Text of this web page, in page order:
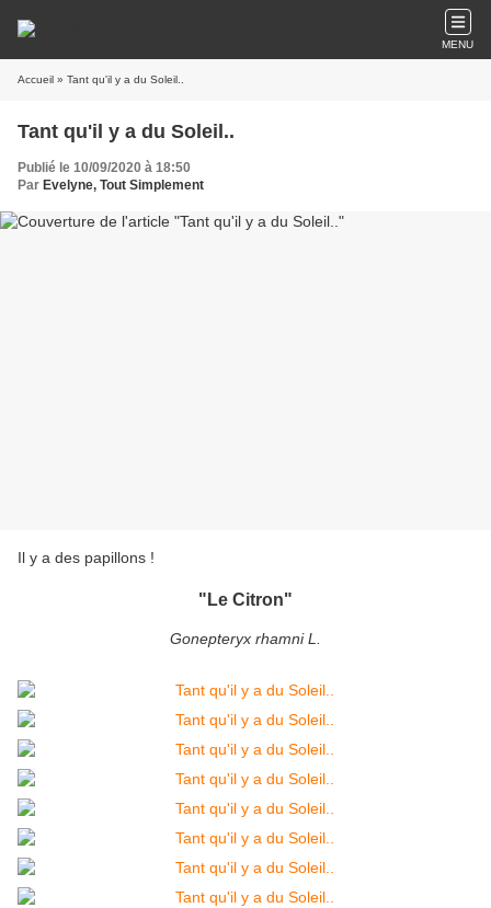
MENU
Accueil » Tant qu'il y a du Soleil..
Tant qu'il y a du Soleil..
Publié le 10/09/2020 à 18:50
Par Evelyne, Tout Simplement
Il y a des papillons !
"Le Citron"
Gonepteryx rhamni L.